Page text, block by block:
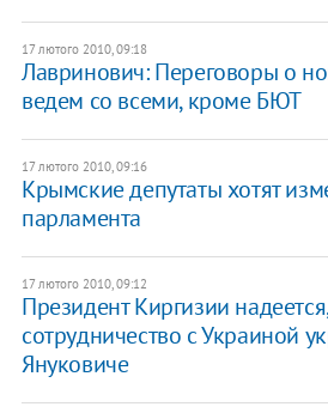
17 лютого 2010, 09:18
Лавринович: Переговоры о
ведем со всеми, кроме БЮТ
17 лютого 2010, 09:16
Крымские депутаты хотят
парламента
17 лютого 2010, 09:12
Президент Киргизии
сотрудничество с Украиной
Януковиче